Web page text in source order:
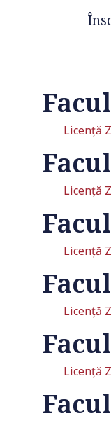
Licență
Licență
Licență
Licență
Licență